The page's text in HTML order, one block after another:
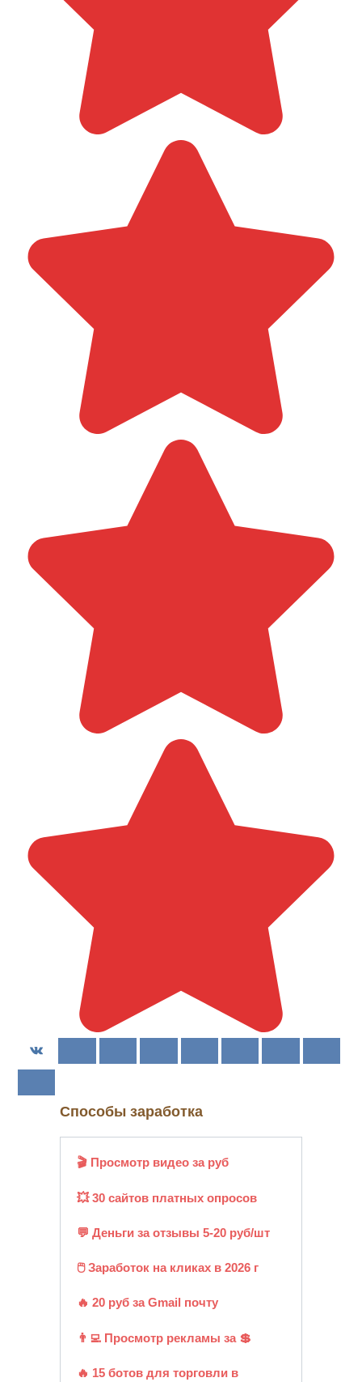
Способы заработка
🎬 Просмотр видео за руб
💥 30 сайтов платных опросов
💬 Деньги за отзывы 5-20 руб/шт
🖱️ Заработок на кликах в 2026 г
🔥 20 руб за Gmail почту
👨‍💻 Просмотр рекламы за 💲
🔥 15 ботов для торговли в